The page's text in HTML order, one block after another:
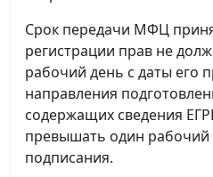
Срок передачи МФЦ
регистрации прав не
рабочий день с даты его
направления
содержащих сведения
превышать один рабочий
подписания.